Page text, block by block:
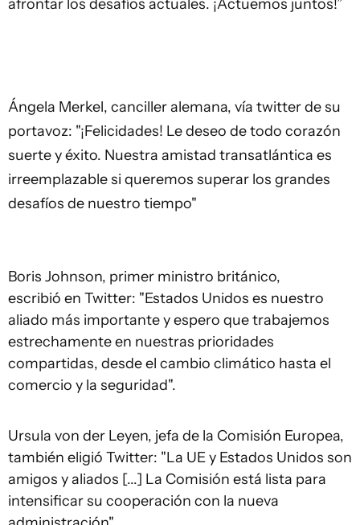
afrontar los desafíos actuales. ¡Actuemos juntos!”
Ángela Merkel, canciller alemana, vía twitter de su
portavoz: "¡Felicidades! Le deseo de todo corazón
suerte y éxito. Nuestra amistad transatlántica es
irreemplazable si queremos superar los grandes
desafíos de nuestro tiempo"
Boris Johnson, primer ministro británico,
escribió en Twitter: "Estados Unidos es nuestro
aliado más importante y espero que trabajemos
estrechamente en nuestras prioridades
compartidas, desde el cambio climático hasta el
comercio y la seguridad".
Ursula von der Leyen, jefa de la Comisión Europea,
también eligió Twitter: "La UE y Estados Unidos son
amigos y aliados [...] La Comisión está lista para
intensificar su cooperación con la nueva